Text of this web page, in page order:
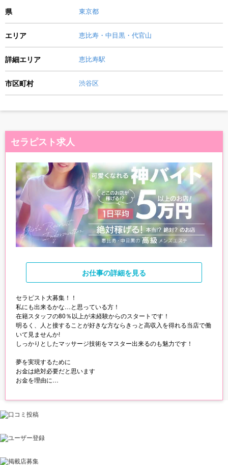
県 東京都
エリア 恵比寿・中目黒・代官山
詳細エリア 恵比寿駅
市区町村 渋谷区
セラピスト求人
お仕事の詳細を見る
セラピスト大募集！！
私にも出来るかな…と思っている方！
在籍スタッフの80％以上が未経験からのスタートです！
明るく、人と接することが好きな方ならきっと高収入を得れる当店で働
いて見ませんか!
しっかりとしたマッサージ技術をマスター出来るのも魅力です！
夢を実現するために
お金は絶対必要だと思います
お金を理由に
最初の一歩を我慢するのは
私たち全員が